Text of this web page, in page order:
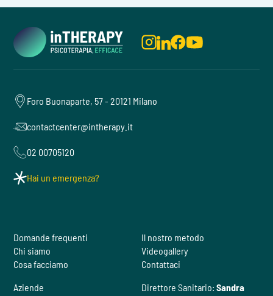
Foro Buonaparte, 57 - 20121 Milano
contactcenter@intherapy.it
02 00705120
Hai un emergenza?
Domande frequenti
Chi siamo
Cosa facciamo
Il nostro metodo
Videogallery
Contattaci
Aziende
Direttore Sanitario: Sandra